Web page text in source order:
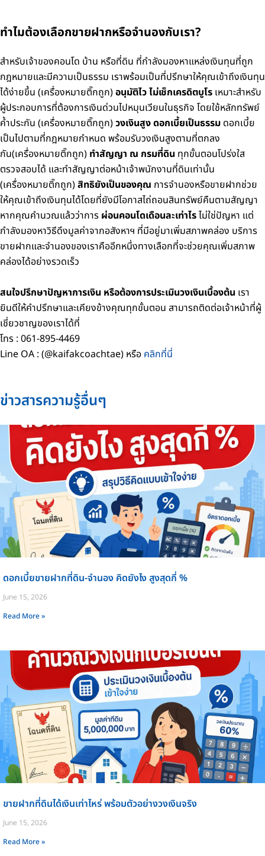
ทำไมต้องเลือกขายฝากหรือจำนองกับเรา?
สำหรับเจ้าของคอนโด บ้าน หรือที่ดิน ที่กำลังมองหาแหล่งเงินทุนที่ถูก
กฎหมายและมีความเป็นธรรม เราพร้อมเป็นที่ปรึกษาให้คุณเข้าถึงเงินทุน
ได้ง่ายขึ้น (เครื่องหมายติ๊กถูก)อนุมัติไว ไม่เช็กเครดิตบูโร เหมาะสำหรับ
ผู้ประกอบการที่ต้องการเงินด่วนไปหมุนเวียนในธุรกิจ โดยใช้หลักทรัพย์
ค้ำประกัน (เครื่องหมายติ๊กถูก)วงเงินสูง ดอกเบี้ยเป็นธรรม ดอกเบี้ย
เป็นไปตามที่กฎหมายกำหนด พร้อมรับวงเงินสูงตามที่ตกลง
กัน(เครื่องหมายติ๊กถูก) ทำสัญญา ณ กรมที่ดิน ทุกขั้นตอนโปร่งใส
ตรวจสอบได้ และทำสัญญาต่อหน้าเจ้าพนักงานที่ดินเท่านั้น
(เครื่องหมายติ๊กถูก)สิทธิยังเป็นของคุณ การจำนองหรือขายฝากช่วย
ให้คุณเข้าถึงเงินทุนได้โดยที่ยังมีโอกาสไถ่ถอนสินทรัพย์คืนตามสัญญา
หากคุณคำนวณแล้วว่าการ ผ่อนคอนโดเดือนละเท่าไรไม่ใช่ปัญหา แต่
กำลังมองหาวิธีดึงมูลค่าจากอสังหาฯ ที่มีอยู่มาเพิ่มสภาพคล่อง บริการ
ขายฝากและจำนองของเราคืออีกหนึ่งทางเลือกที่จะช่วยคุณเพิ่มสภาพ
คล่องได้อย่างรวดเร็ว
สนใจปรึกษาปัญหาการเงิน หรือต้องการประเมินวงเงินเบื้องต้น เรา
ยินดีให้คำปรึกษาและเคียงข้างคุณทุกขั้นตอน สามารถติดต่อเจ้าหน้าที่ผู้
เชี่ยวชาญของเราได้ที่
โทร : 061-895-4469
Line OA : (@kaifakcoachtae) หรือ คลิกที่นี่
ข่าวสารความรู้อื่นๆ
ดอกเบี้ยขายฝากที่ดิน-จำนอง คิดยังไง สูงสุดกี่ %
June 15, 2026
Read More »
ขายฝากที่ดินได้เงินเท่าไหร่ พร้อมตัวอย่างวงเงินจริง
June 15, 2026
Read More »